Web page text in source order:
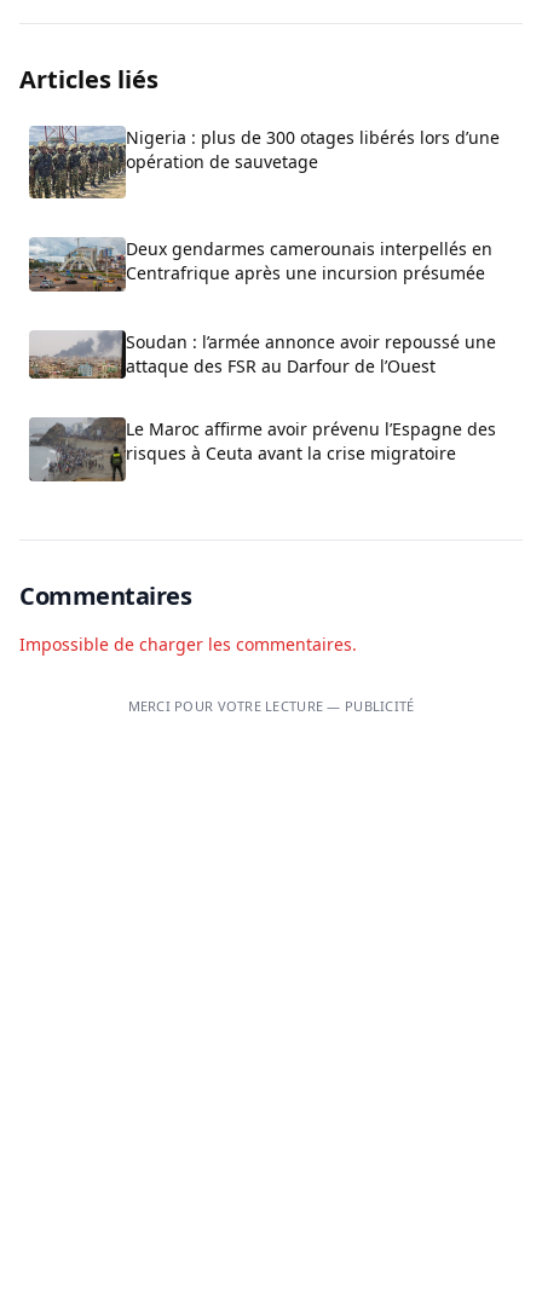
Articles liés
Nigeria : plus de 300 otages libérés lors d’une
opération de sauvetage
Deux gendarmes camerounais interpellés en
Centrafrique après une incursion présumée
Soudan : l’armée annonce avoir repoussé une
attaque des FSR au Darfour de l’Ouest
Le Maroc affirme avoir prévenu l’Espagne des
risques à Ceuta avant la crise migratoire
Commentaires
Impossible de charger les commentaires.
MERCI POUR VOTRE LECTURE — PUBLICITÉ